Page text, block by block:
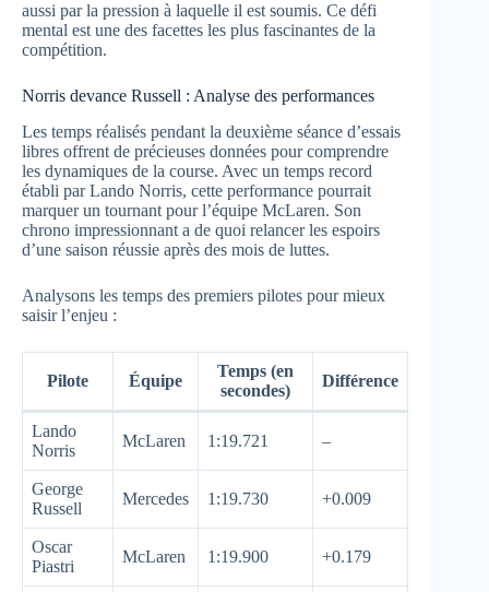
aussi par la pression à laquelle il est soumis. Ce défi
mental est une des facettes les plus fascinantes de la
compétition.
Norris devance Russell : Analyse des performances
Les temps réalisés pendant la deuxième séance d’essais
libres offrent de précieuses données pour comprendre
les dynamiques de la course. Avec un temps record
établi par Lando Norris, cette performance pourrait
marquer un tournant pour l’équipe McLaren. Son
chrono impressionnant a de quoi relancer les espoirs
d’une saison réussie après des mois de luttes.
Analysons les temps des premiers pilotes pour mieux
saisir l’enjeu :
Pilote Équipe
Temps (en
secondes)
Différence
Lando
Norris
McLaren 1:19.721 –
George
Russell
Mercedes 1:19.730 +0.009
Oscar
Piastri
McLaren 1:19.900 +0.179